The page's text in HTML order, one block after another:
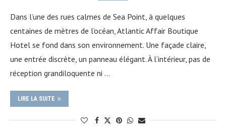
Dans l’une des rues calmes de Sea Point, à quelques
centaines de mètres de l’océan, Atlantic Affair Boutique
Hotel se fond dans son environnement. Une façade claire,
une entrée discrète, un panneau élégant. À l’intérieur, pas de
réception grandiloquente ni …
LIRE LA SUITE